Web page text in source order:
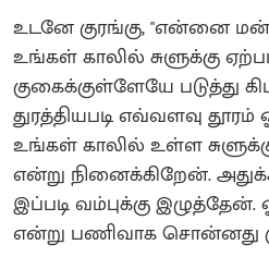
உடனே குரங்கு, "என்னை
உங்கள் காலில் சுளுக்கு
குகைக்குள்ளேயே படுத்து
துரத்தியபடி எவ்வளவு தூரம்
உங்கள் காலில் உள்ள
என்று நினைக்கிறேன்.
இப்படி வம்புக்கு
என்று பணிவாக சொன்னது